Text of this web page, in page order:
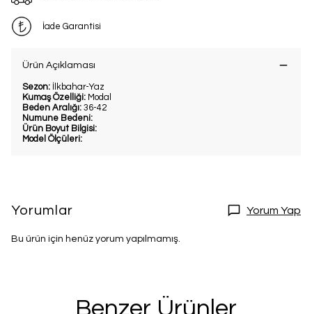
İade Garantisi
Ürün Açıklaması
Sezon: İlkbahar-Yaz
Kumaş Özelliği: Modal
Beden Aralığı: 36-42
Numune Bedeni:
Ürün Boyut Bilgisi:
Model Ölçüleri:
Yorumlar Yorum Yap
Bu ürün için henüz yorum yapılmamış.
Benzer Ürünler